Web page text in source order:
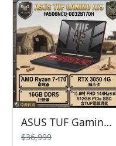
度 1.3kg / 13.9mm別懷
疑這是Vivobook 專屬
Copilot 鍵，進行更多 AI
探索 單區 RGB 背光鍵盤
與加大觸控板 PD充電 /
Thunderbolt™ 4*2/可
180度開合 75WHrs大電
量/軍規認證/全機金屬 IR
Webcam支援人臉辨識
IceCool散熱技術+雙風扇
Harman Kardon 認證音
ASUS TUF Gaming A15 FA506NCQ-0032B170H 石墨黑 華碩軍規電競筆電/Ryzen 7-170/RTX3050 4G/16GB DDR5/512GB PCIe/15.6吋 FHD 144Hz/W11/含TUF電競滑鼠🎈送保護套/滑鼠墊/鍵盤膜🎈 ASUS TUF Gaming A15 FA506NCQ-0032B170H 石墨黑 華碩軍規電競筆電/Ryzen 7
$36,999